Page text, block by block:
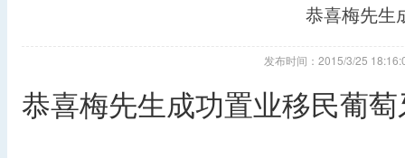
恭喜梅先生
发布时间：2015/3/25
恭喜梅先生成功置业移民葡